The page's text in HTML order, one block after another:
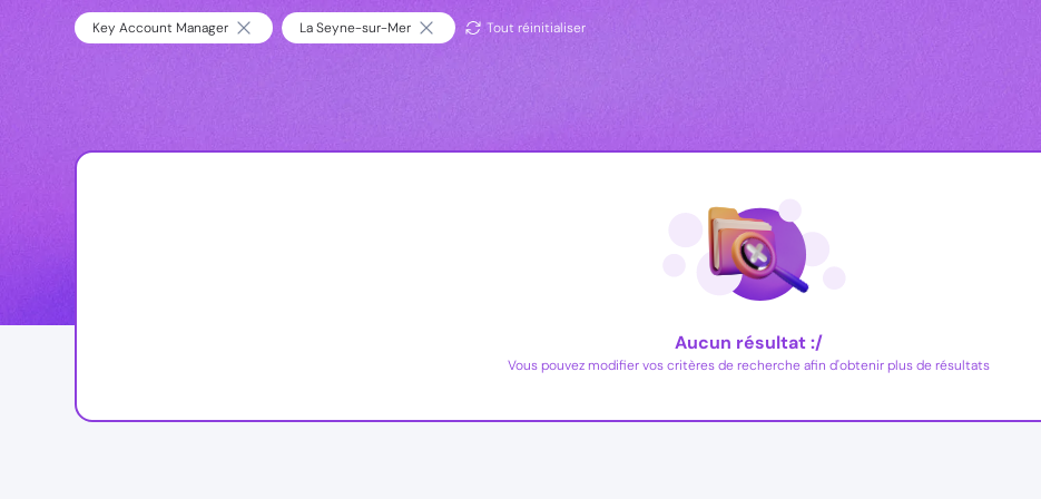
Key Account Manager La Seyne-sur-Mer Tout réinitialiser
Aucun résultat :/
Vous pouvez modifier vos critères de recherche afin d'obtenir plus de résultats